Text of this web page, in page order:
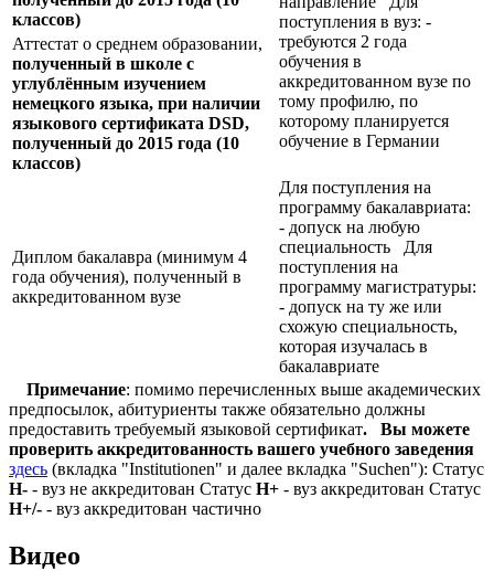
классов)
поступления в вуз: -
требуются 2 года
обучения в
аккредитованном вузе по
тому профилю, по
которому планируется
обучение в Германии
Аттестат о среднем образовании,
полученный в школе с
углублённым изучением
немецкого языка, при наличии
языкового сертификата DSD,
полученный до 2015 года (10
классов)
Диплом бакалавра (минимум 4
года обучения), полученный в
аккредитованном вузе
Для поступления на
программу бакалавриата:
- допуск на любую
специальность Для
поступления на
программу магистратуры:
- допуск на ту же или
схожую специальность,
которая изучалась в
бакалавриате
Примечание: помимо перечисленных выше академических
предпосылок, абитуриенты также обязательно должны
предоставить требуемый языковой сертификат.
Вы можете
проверить аккредитованность вашего учебного заведения
здесь (вкладка "Institutionen" и далее вкладка "Suchen"): Статус
Н- - вуз не аккредитован Статус Н+ - вуз аккредитован Статус
Н+/- - вуз аккредитован частично
Видео